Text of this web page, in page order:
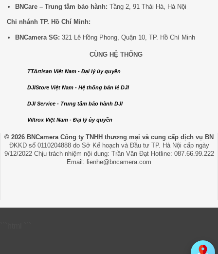
BNCare – Trung tâm bảo hành: Tầng 2, 91 Thái Hà, Hà Nội
Chi nhánh TP. Hồ Chí Minh:
BNCamera SG: 321 Lê Hồng Phong, Quận 10, TP. Hồ Chí Minh
CÙNG HỆ THỐNG
TTArtisan Việt Nam - Đại lý ủy quyền
DJIStore Việt Nam - Hệ thống bán lẻ DJI
DJI Service - Trung tâm bảo hành DJI
Viltrox Việt Nam - Đại lý ủy quyền
© 2026 BNCamera Công ty TNHH thương mại và cung cấp dịch vụ BN
ĐKKD số 0110204888 do Sở Kế hoạch và Đầu tư TP. Hà Nội cấp ngày
9/12/2022 Chịu trách nhiệm nội dung: Trần Văn Đạt Hotline: 087.66.99.222
Email: lienhe@bncamera.com